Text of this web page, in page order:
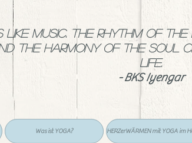
is like music. The rhythm of
the harmony of the soul
life.
- BKS Iyengar
Was ist YOGA? HERZerWÄRMEN mit YOGA im